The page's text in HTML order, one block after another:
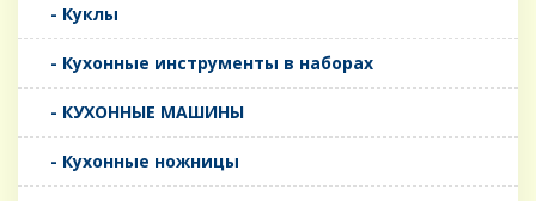
- Куклы
- Кухонные инструменты в наборах
- КУХОННЫЕ МАШИНЫ
- Кухонные ножницы